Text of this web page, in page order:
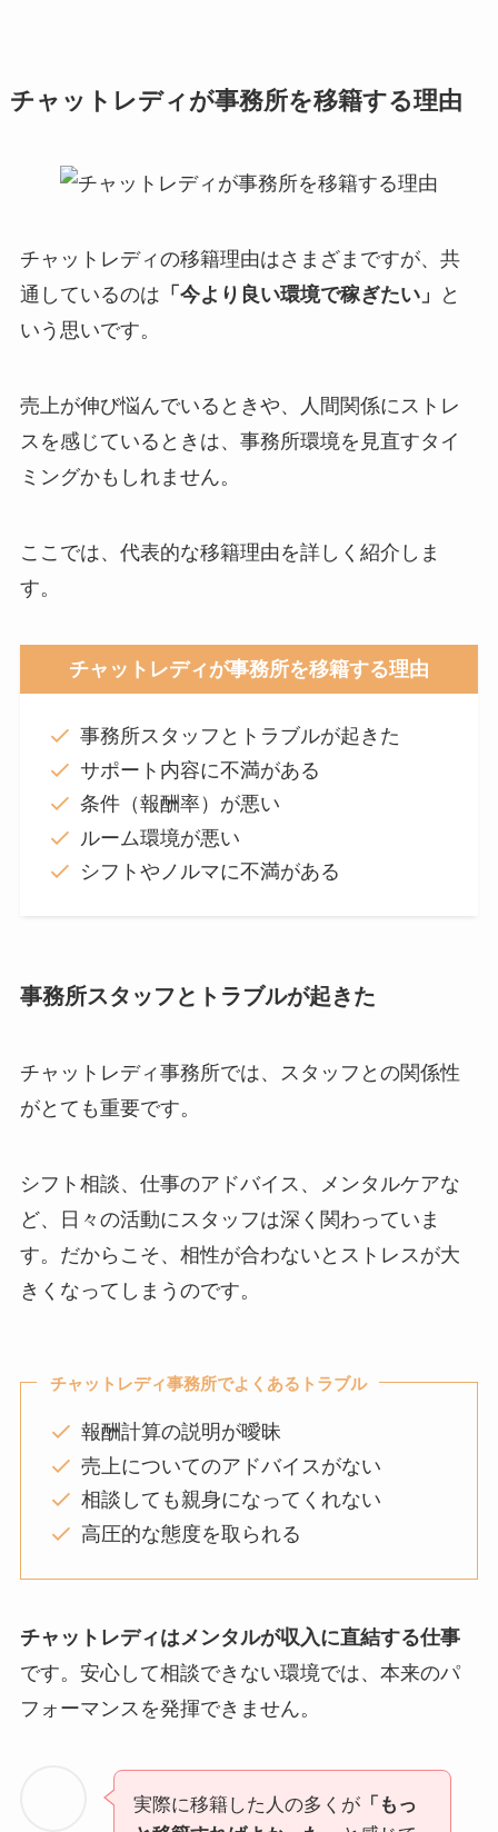
チャットレディが事務所を移籍する理由
チャットレディの移籍理由はさまざまですが、共
通しているのは 「今より良い環境で稼ぎたい」
と
いう思いです。
売上が伸び悩んでいるときや、人間関係にストレ
スを感じているときは、事務所環境を見直すタイ
ミングかもしれません。
ここでは、代表的な移籍理由を詳しく紹介しま
す。
チャットレディが事務所を移籍する理由
事務所スタッフとトラブルが起きた
サポート内容に不満がある
条件（報酬率）が悪い
ルーム環境が悪い
シフトやノルマに不満がある
事務所スタッフとトラブルが起きた
チャットレディ事務所では、スタッフとの関係性
がとても重要です。
シフト相談、仕事のアドバイス、メンタルケアな
ど、日々の活動にスタッフは深く関わっていま
す。だからこそ、相性が合わないとストレスが大
きくなってしまうのです。
チャットレディ事務所でよくあるトラブル
報酬計算の説明が曖昧
売上についてのアドバイスがない
相談しても親身になってくれない
高圧的な態度を取られる
チャットレディはメンタルが収入に直結する仕事
です。安心して相談できない環境では、本来のパ
フォーマンスを発揮できません。
実際に移籍した人の多くが「もっ